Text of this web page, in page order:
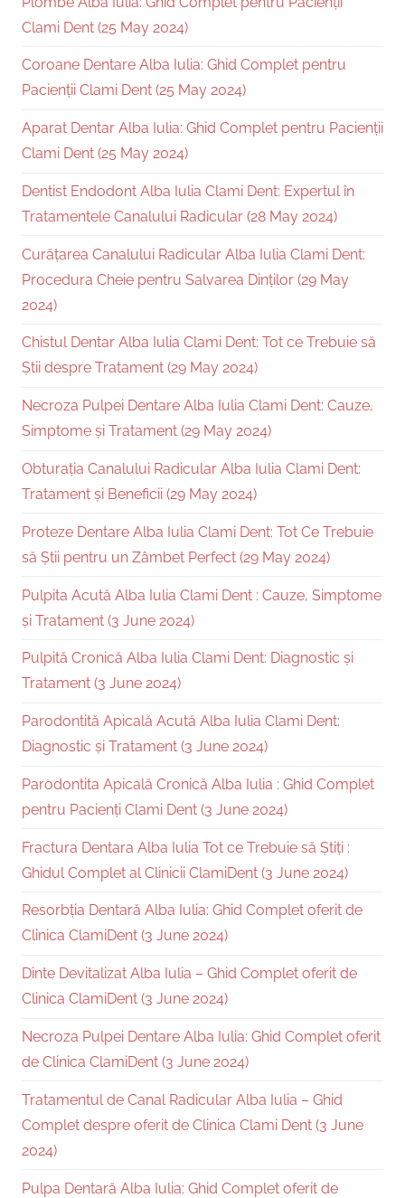
Clami Dent (25 May 2024)
Coroane Dentare Alba Iulia: Ghid Complet pentru
Pacienții Clami Dent (25 May 2024)
Aparat Dentar Alba Iulia: Ghid Complet pentru Pacienții
Clami Dent (25 May 2024)
Dentist Endodont Alba Iulia Clami Dent: Expertul în
Tratamentele Canalului Radicular (28 May 2024)
Curățarea Canalului Radicular Alba Iulia Clami Dent:
Procedura Cheie pentru Salvarea Dinților (29 May
2024)
Chistul Dentar Alba Iulia Clami Dent: Tot ce Trebuie să
Știi despre Tratament (29 May 2024)
Necroza Pulpei Dentare Alba Iulia Clami Dent: Cauze,
Simptome și Tratament (29 May 2024)
Obturația Canalului Radicular Alba Iulia Clami Dent:
Tratament și Beneficii (29 May 2024)
Proteze Dentare Alba Iulia Clami Dent: Tot Ce Trebuie
să Știi pentru un Zâmbet Perfect (29 May 2024)
Pulpita Acută Alba Iulia Clami Dent : Cauze, Simptome
și Tratament (3 June 2024)
Pulpită Cronică Alba Iulia Clami Dent: Diagnostic și
Tratament (3 June 2024)
Parodontită Apicală Acută Alba Iulia Clami Dent:
Diagnostic și Tratament (3 June 2024)
Parodontita Apicală Cronică Alba Iulia : Ghid Complet
pentru Pacienți Clami Dent (3 June 2024)
Fractura Dentara Alba Iulia Tot ce Trebuie să Știți :
Ghidul Complet al Clinicii ClamiDent (3 June 2024)
Resorbția Dentară Alba Iulia: Ghid Complet oferit de
Clinica ClamiDent (3 June 2024)
Dinte Devitalizat Alba Iulia – Ghid Complet oferit de
Clinica ClamiDent (3 June 2024)
Necroza Pulpei Dentare Alba Iulia: Ghid Complet oferit
de Clinica ClamiDent (3 June 2024)
Tratamentul de Canal Radicular Alba Iulia – Ghid
Complet despre oferit de Clinica Clami Dent (3 June
2024)
Pulpa Dentară Alba Iulia: Ghid Complet oferit de